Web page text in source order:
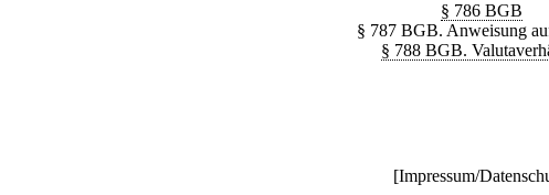
§ 786 BGB
§ 787 BGB. Anweisung
§ 788 BGB.
[Impressum/